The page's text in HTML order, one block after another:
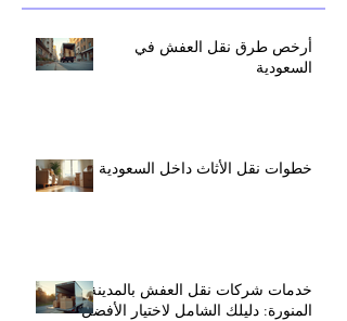
أرخص طرق نقل العفش في
السعودية
خطوات نقل الأثاث داخل السعودية
خدمات شركات نقل العفش بالمدينة
المنورة: دليلك الشامل لاختيار الأفضل